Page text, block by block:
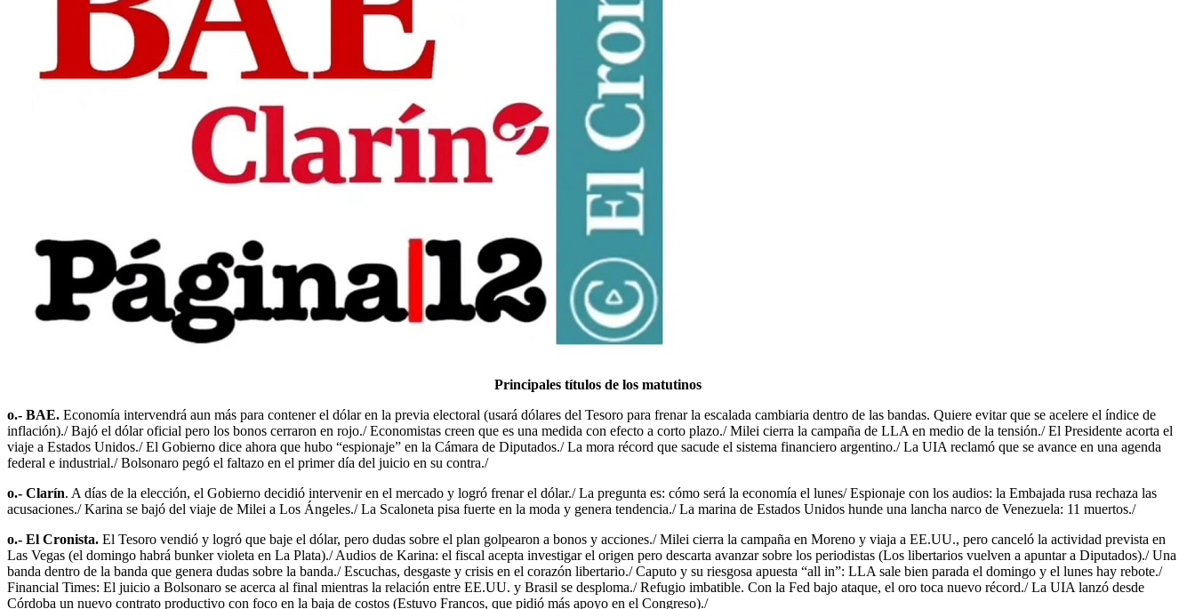
Principales títulos de los matutinos
o.- BAE. Economía intervendrá aun más para contener el dólar en la previa electoral (usará dólares del Tesoro para frenar la escalada cambiaria dentro de las bandas. Quiere evitar que se acelere el índice de
inflación)./ Bajó el dólar oficial pero los bonos cerraron en rojo./ Economistas creen que es una medida con efecto a corto plazo./ Milei cierra la campaña de LLA en medio de la tensión./ El Presidente acorta el
viaje a Estados Unidos./ El Gobierno dice ahora que hubo “espionaje” en la Cámara de Diputados./ La mora récord que sacude el sistema financiero argentino./ La UIA reclamó que se avance en una agenda
federal e industrial./ Bolsonaro pegó el faltazo en el primer día del juicio en su contra./
o.- Clarín. A días de la elección, el Gobierno decidió intervenir en el mercado y logró frenar el dólar./ La pregunta es: cómo será la economía el lunes/ Espionaje con los audios: la Embajada rusa rechaza las
acusaciones./ Karina se bajó del viaje de Milei a Los Ángeles./ La Scaloneta pisa fuerte en la moda y genera tendencia./ La marina de Estados Unidos hunde una lancha narco de Venezuela: 11 muertos./
o.- El Cronista. El Tesoro vendió y logró que baje el dólar, pero dudas sobre el plan golpearon a bonos y acciones./ Milei cierra la campaña en Moreno y viaja a EE.UU., pero canceló la actividad prevista en
Las Vegas (el domingo habrá bunker violeta en La Plata)./ Audios de Karina: el fiscal acepta investigar el origen pero descarta avanzar sobre los periodistas (Los libertarios vuelven a apuntar a Diputados)./ Una
banda dentro de la banda que genera dudas sobre la banda./ Escuchas, desgaste y crisis en el corazón libertario./ Caputo y su riesgosa apuesta “all in”: LLA sale bien parada el domingo y el lunes hay rebote./
Financial Times: El juicio a Bolsonaro se acerca al final mientras la relación entre EE.UU. y Brasil se desploma./ Refugio imbatible. Con la Fed bajo ataque, el oro toca nuevo récord./ La UIA lanzó desde
Córdoba un nuevo contrato productivo con foco en la baja de costos (Estuvo Francos, que pidió más apoyo en el Congreso)./